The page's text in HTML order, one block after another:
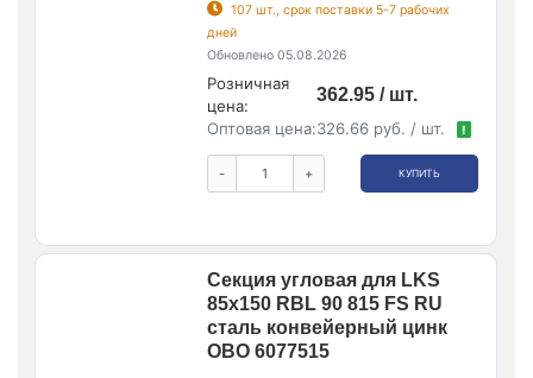
107 шт., срок поставки 5-7 рабочих
дней
Обновлено 05.08.2026
Розничная
цена:
362.95 / шт.
Оптовая цена:326.66 руб. / шт. !
- + КУПИТЬ
Секция угловая для LKS
85х150 RBL 90 815 FS RU
сталь конвейерный цинк
OBO 6077515